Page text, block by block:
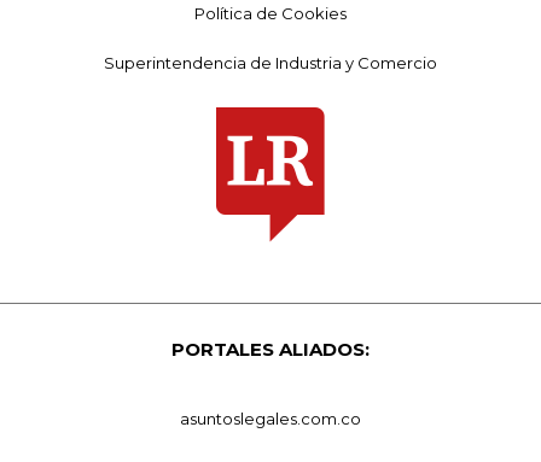
Política de Cookies
Superintendencia de Industria y Comercio
PORTALES ALIADOS:
asuntoslegales.com.co